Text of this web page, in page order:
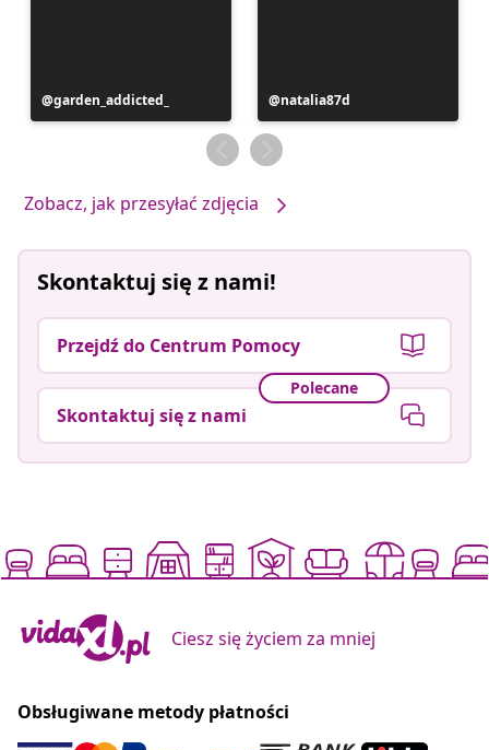
Post
opublikowany
garden_addicted_
Post
opublikowany
przez
natalia87d
Zobacz, jak przesyłać zdjęcia
Skontaktuj się z nami!
Przejdź do Centrum Pomocy
Polecane
Skontaktuj się z nami
Ciesz się życiem za mniej
Obsługiwane metody płatności